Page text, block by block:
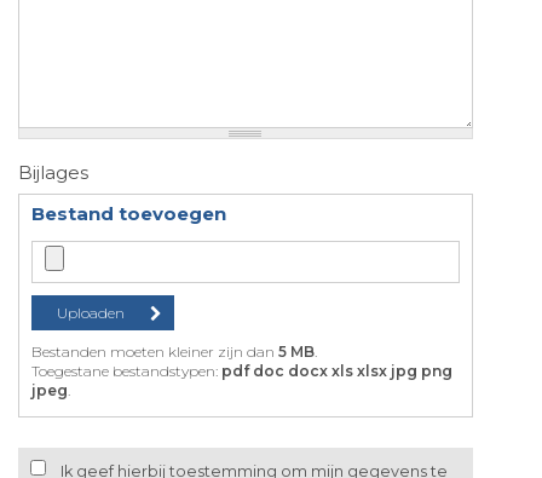
Bijlages
Bestand toevoegen
Bestanden moeten kleiner zijn dan 5 MB.
Toegestane bestandstypen: pdf doc docx xls xlsx jpg png
jpeg.
Ik geef hierbij toestemming om mijn gegevens te